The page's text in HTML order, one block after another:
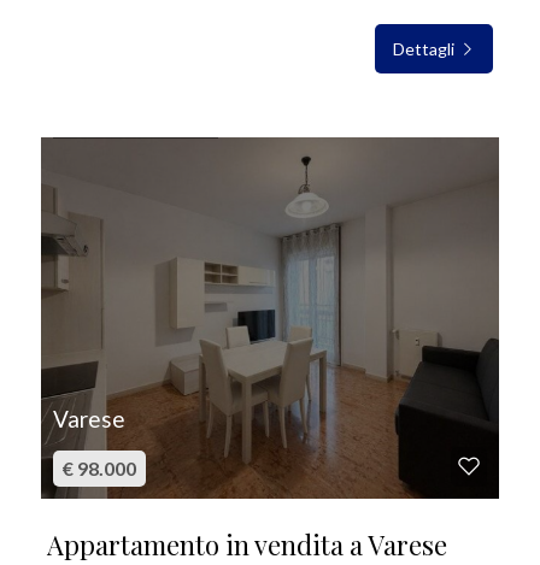
Dettagli
Varese
€ 98.000
Appartamento in vendita a Varese